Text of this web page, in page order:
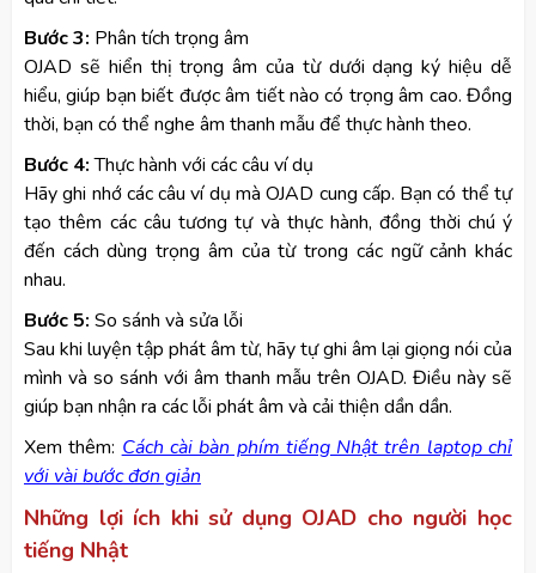
Bước 3: Phân tích trọng âm
OJAD sẽ hiển thị trọng âm của từ dưới dạng ký hiệu dễ
hiểu, giúp bạn biết được âm tiết nào có trọng âm cao. Đồng
thời, bạn có thể nghe âm thanh mẫu để thực hành theo.
Bước 4:Thực hành với các câu ví dụ
Hãy ghi nhớ các câu ví dụ mà OJAD cung cấp. Bạn có thể tự
tạo thêm các câu tương tự và thực hành, đồng thời chú ý
đến cách dùng trọng âm của từ trong các ngữ cảnh khác
nhau.
Bước 5: So sánh và sửa lỗi
Sau khi luyện tập phát âm từ, hãy tự ghi âm lại giọng nói của
mình và so sánh với âm thanh mẫu trên OJAD. Điều này sẽ
giúp bạn nhận ra các lỗi phát âm và cải thiện dần dần.
Xem thêm: Cách cài bàn phím tiếng Nhật trên laptop chỉ
với vài bước đơn giản
Những lợi ích khi sử dụng OJAD cho người học
tiếng Nhật